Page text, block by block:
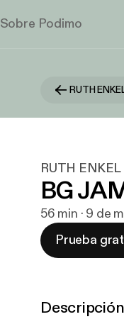
Sobre Podimo
RUTH
BG
56 min · 9 de
Prueba
Descripción